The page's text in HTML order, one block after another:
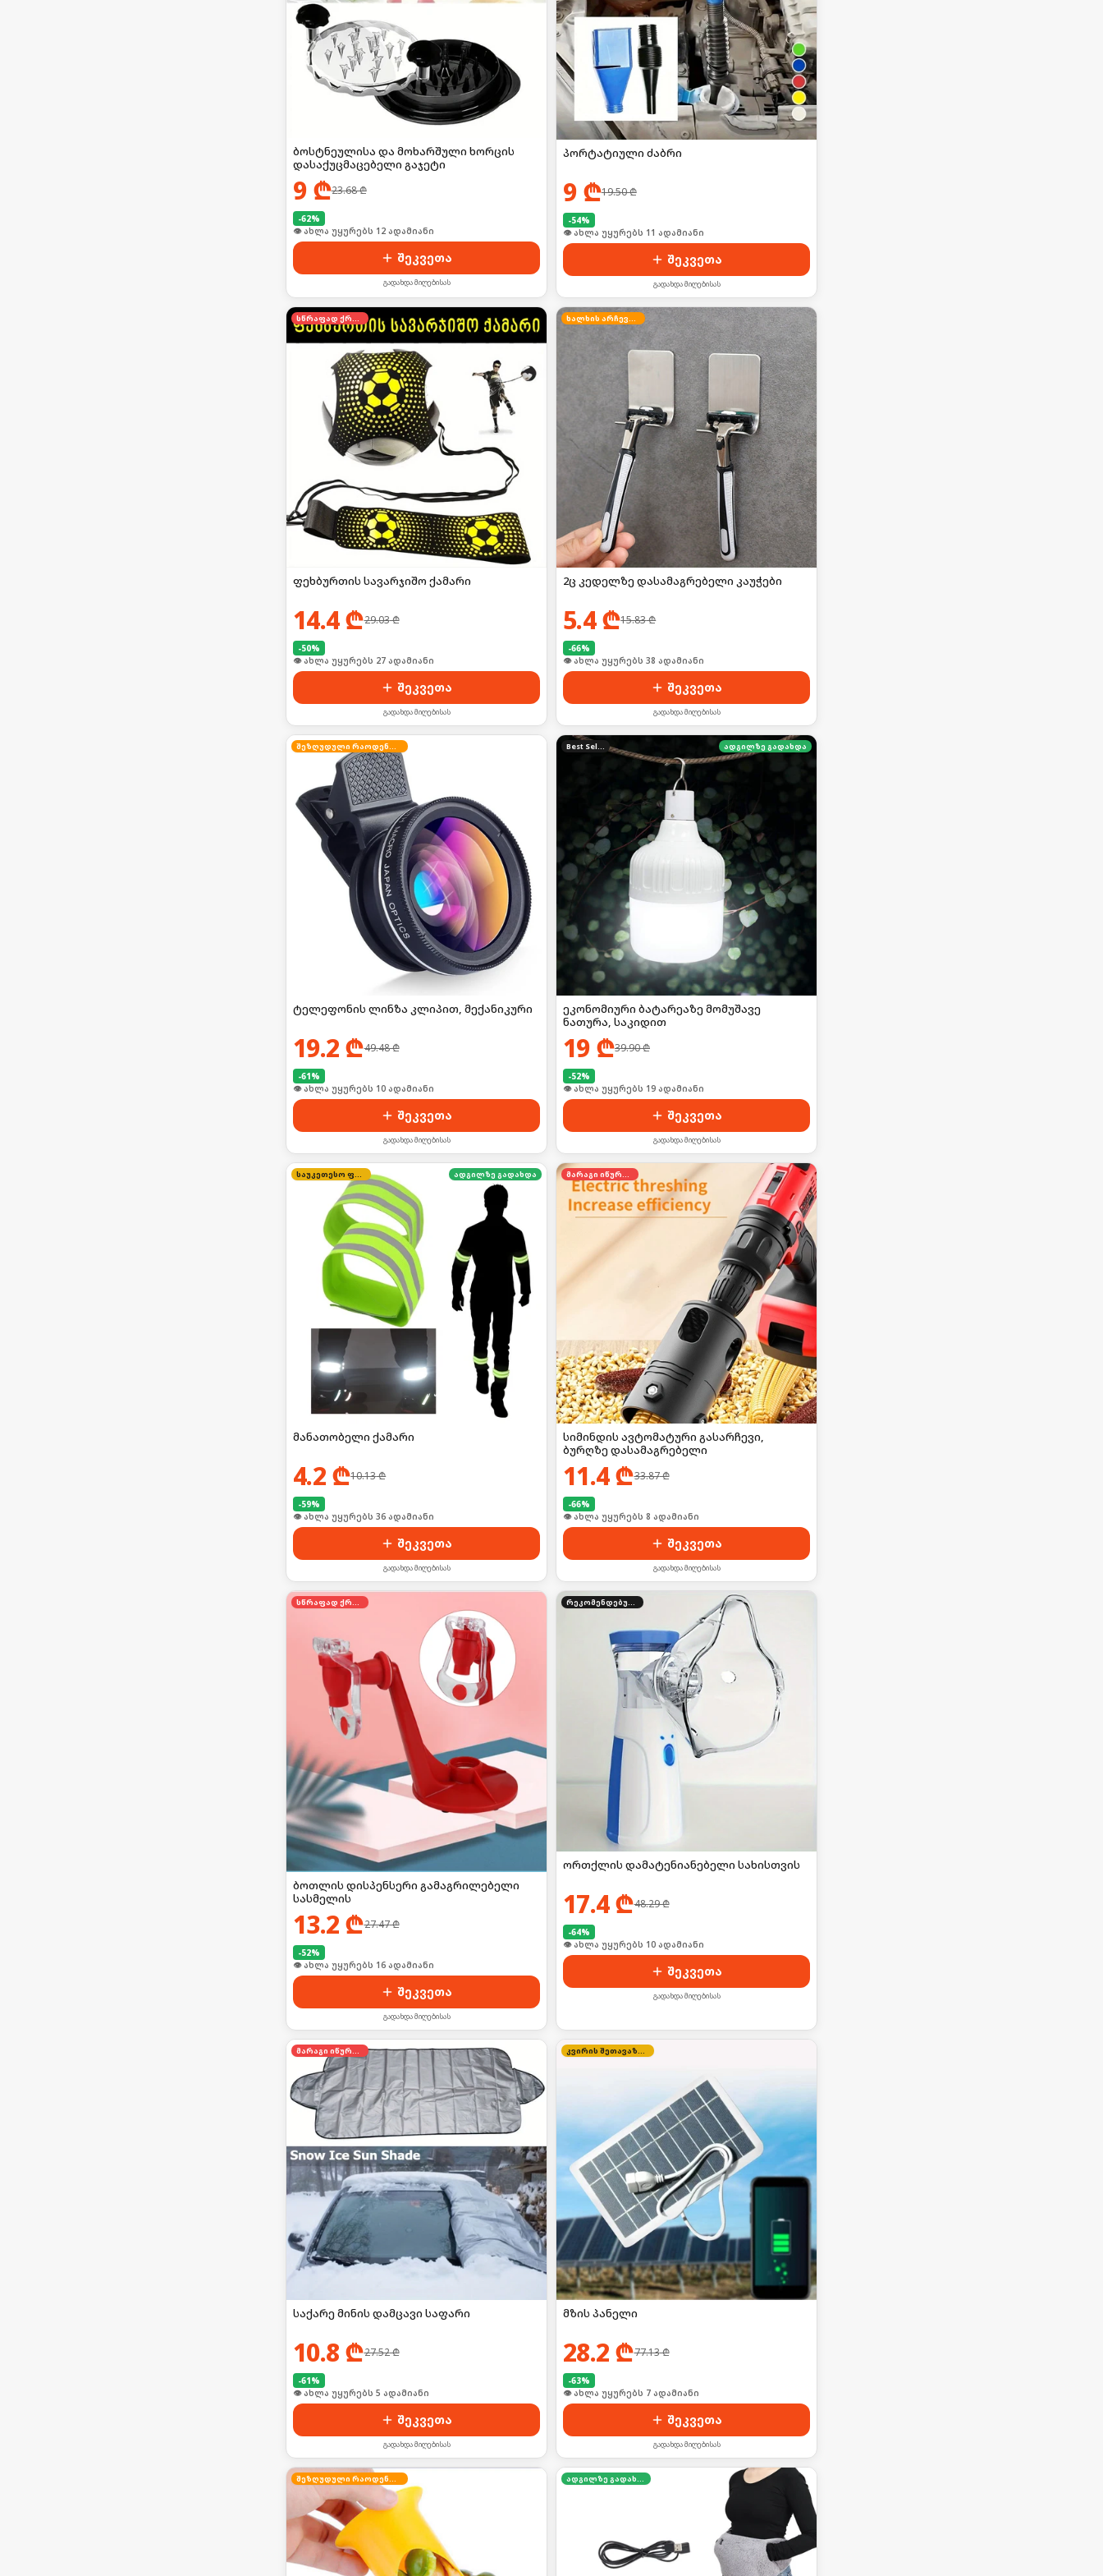
ბოსტნეულისა და მოხარშული ხორცის
დასაქუცმაცებელი გაჯეტი
9₾23.68₾
-62%
🛒 ბოლო 24სთ-ში იყიდა 15-მა
შეკვეთა
გადახდა მიღებისას
პორტატიული ძაბრი
9₾19.50₾
-54%
🛒 ბოლო 24სთ-ში იყიდა 19-მა
შეკვეთა
გადახდა მიღებისას
სწრაფად ქრება
ფეხბურთის სავარჯიშო ქამარი
14.4₾29.03₾
-50%
👁 ახლა უყურებს 27 ადამიანი
შეკვეთა
გადახდა მიღებისას
ხალხის არჩევანი
2ც კედელზე დასამაგრებელი კაუჭები
5.4₾15.83₾
-66%
🛒 ბოლო 24სთ-ში იყიდა 52-მა
შეკვეთა
გადახდა მიღებისას
შეზღუდული რაოდენობა
ტელეფონის ლინზა კლიპით, მექანიკური
19.2₾49.48₾
-61%
🛒 ბოლო 24სთ-ში იყიდა 15-მა
შეკვეთა
გადახდა მიღებისას
Best Seller ადგილზე გადახდა
ეკონომიური ბატარეაზე მომუშავე
ნათურა, საკიდით
19₾39.90₾
-52%
🛒 ბოლო 24სთ-ში იყიდა 3-მა
შეკვეთა
გადახდა მიღებისას
საუკეთესო ფასი ადგილზე გადახდა
მანათობელი ქამარი
4.2₾10.13₾
-59%
👁 ახლა უყურებს 36 ადამიანი
შეკვეთა
გადახდა მიღებისას
მარაგი იწურება
სიმინდის ავტომატური გასარჩევი,
ბურღზე დასამაგრებელი
11.4₾33.87₾
-66%
👁 ახლა უყურებს 8 ადამიანი
შეკვეთა
გადახდა მიღებისას
სწრაფად ქრება
ბოთლის დისპენსერი გამაგრილებელი
სასმელის
13.2₾27.47₾
-52%
👁 ახლა უყურებს 16 ადამიანი
შეკვეთა
გადახდა მიღებისას
რეკომენდებული
ორთქლის დამატენიანებელი სახისთვის
17.4₾48.29₾
-64%
👁 ახლა უყურებს 10 ადამიანი
შეკვეთა
გადახდა მიღებისას
საქარე მინის დამცავი საფარი
10.8₾27.52₾
-61%
👁 ახლა უყურებს 5 ადამიანი
შეკვეთა
გადახდა მიღებისას
მზის პანელი
28.2₾77.13₾
-63%
👁 ახლა უყურებს 7 ადამიანი
შეკვეთა
გადახდა მიღებისას